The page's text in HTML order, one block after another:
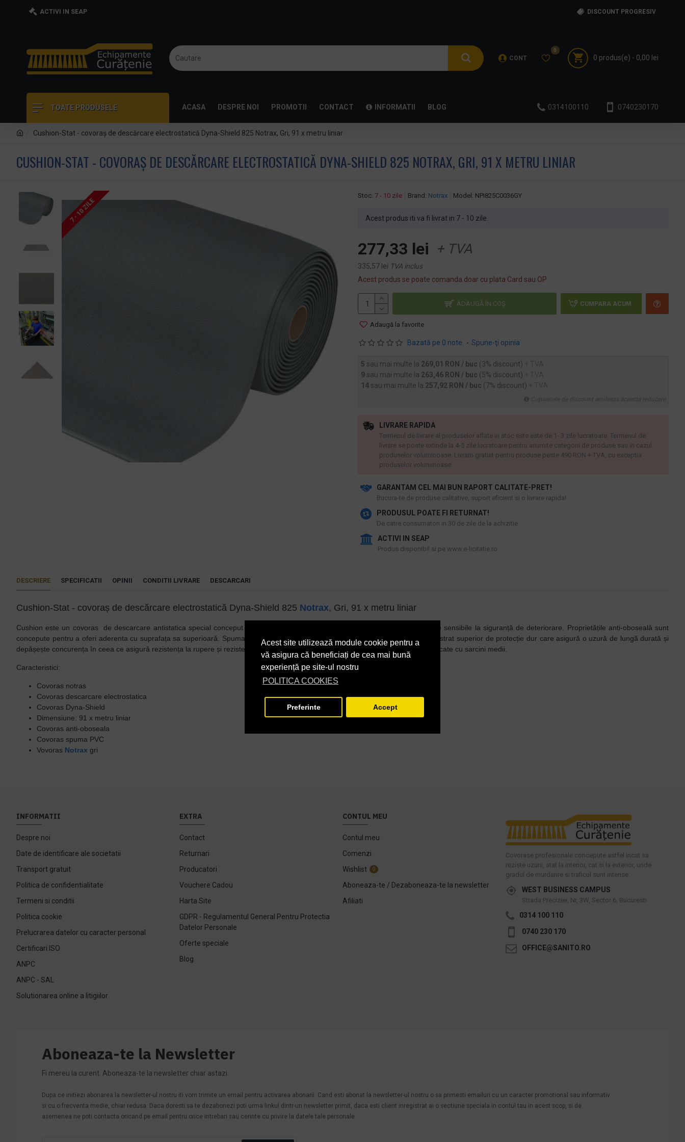
Acest site utilizează module cookie pentru a
vă asigura că beneficiați de cea mai bună
experiență pe site-ul nostru
POLITICA COOKIES
Preferinte Accept
ACTIVI IN SEAP DISCOUNT PROGRESIV
CONT
0
0 produs(e) - 0,00 lei
TOATE PRODUSELE ACASA DESPRE NOI PROMOTII CONTACT INFORMATII BLOG 0314100110 0740230170
Cushion-Stat - covoraș de descărcare electrostatică Dyna-Shield 825 Notrax, Gri, 91 x metru liniar
CUSHION-STAT - COVORAȘ DE DESCĂRCARE ELECTROSTATICĂ DYNA-SHIELD 825 NOTRAX, GRI, 91 X METRU LINIAR
7 - 10 ZILE
Stoc: 7 - 10 zile Brand: Notrax Model: NPI825C0036GY
Acest produs iti va fi livrat in 7 - 10 zile.
Bazată pe 0 note. - Spune-ţi opinia
277,33 lei + TVA
335,57 lei TVA inclus
Acest produs se poate comanda doar cu plata Card sau OP
ADAUGĂ ÎN COŞ CUMPARA ACUM
Adaugă la favorite
5 sau mai multe la 269,01 RON / buc (3% discount)
9 sau mai multe la 263,46 RON / buc (5% discount)
14 sau mai multe la 257,92 RON / buc (7% discount)
GARANTAM CEL MAI BUN RAPORT CALITATE-PRET!
​Bucura-te de produse calitative, suport eficient si o livrare rapida!
PRODUSUL POATE FI RETURNAT!
De catre consumatori in 30 de zile de la achizitie
ACTIVI IN SEAP
Produs disponibil si pe www.e-licitatie.ro
LIVRARE RAPIDA
Termenul de livrare al produselor aflate in stoc este este de 1- 3 zile lucratoare. Termenul de
livrare se poate extinde la 4-5 zile lucratoare pentru anumite categorii de produse sau in cazul
produselor voluminoase. Livram gratuit pentru produse peste 490 RON + TVA, cu exceptia
produselor voluminoase.
DESCRIERE SPECIFICATII OPINII CONDITII LIVRARE DESCARCARI
Cushion-Stat - covoraș de descărcare electrostatică Dyna-Shield 825 Notrax, Gri, 91 x metru liniar
Cushion este un covoras de descarcare antistatica special conceput pentru electricitatea statică, menținând circuitele electronice sensibile la siguranță de deteriorare. Proprietățile anti-oboseală sunt
concepute pentru a oferi aderenta cu suprafața sa superioară. Spuma PVC Dyna-Shield® exclusivă
Notrax
® este fabricată cu un strat superior de protecție dur care asigură o uzură de lungă durată și
depășește concurența în ceea ce asigură rezistența la rupere și rezistența la tracțiune. Proiectat pentru utilizare în zona de lucru uscate cu sarcini medii.
Caracteristici:
Covoras notras
Covoras descarcare electrostatica
Covoras Dyna-Shield
Dimensiune: 91 x metru liniar
Covoras anti-oboseala
Covoras spuma PVC
Vovoras Notrax gri
INFORMATII
Despre noi
Date de identificare ale societatii
Transport gratuit
Politica de confidentialitate
Termeni si conditii
Politica cookie
Prelucrarea datelor cu caracter personal
Certificari ISO
ANPC
ANPC - SAL
Solutionarea online a litigiilor
EXTRA
Contact
Returnari
Producatori
Vouchere Cadou
Harta Site
GDPR - Regulamentul General Pentru Protectia
Datelor Personale
Oferte speciale
Blog
CONTUL MEU
Contul meu
Comenzi
Wishlist
0
Aboneaza-te / Dezaboneaza-te la newsletter
Afiliati
Covorase profesionale concepute astfel incat sa
reziste uzurii, atat la interior, cat si la exterior, unde
gradul de murdarire si traficul sunt intense.
WEST BUSINESS CAMPUS
Strada Preciziei, Nr, 3W, Sector 6, Bucuresti
0314 100 110
0740 230 170
OFFICE@SANITO.RO
Aboneaza-te la Newsletter
Fi mereu la curent. Aboneaza-te la newsletter chiar astazi.
Dupa ce initiezi abonarea la newsletter-ul nostru iti vom trimite un email pentru activarea abonarii. Cand esti abonat la newsletter-ul nostru o sa primesti emailuri cu un caracter promotional sau informativ
si cu o frecventa medie, chiar redusa. Daca doresti sa te dezabonezi poti urma linkul dintr-un newsletter primit, daca esti client inregistrat ai o sectiune speciala in contul tau in acest scop, si de
asemenea ne poti contacta oricand pe email pentru orice intrebari sau cerinte cu privire la datele tale personale.